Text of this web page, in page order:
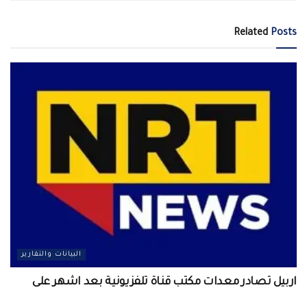
Related Posts
البيانات والتقارير
اربيل تصادر معدات مكتب قناة تلفزيونية بعد اشهر على